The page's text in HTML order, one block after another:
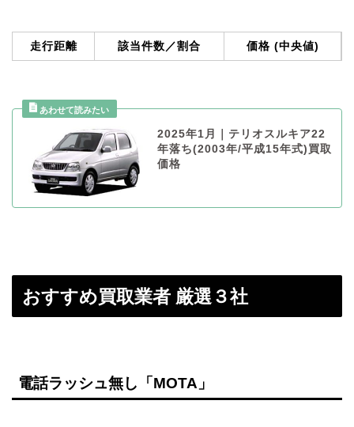
走行距離 該当件数／割合 価格 (中央値)
2025年1月｜テリオスルキア22
年落ち(2003年/平成15年式)買取
価格
おすすめ買取業者 厳選３社
電話ラッシュ無し「MOTA」